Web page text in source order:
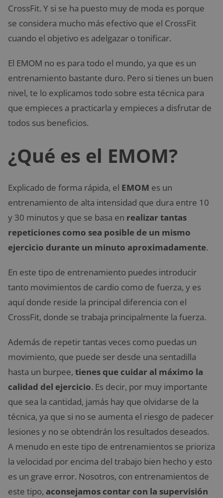
CrossFit. Y si se ha puesto muy de moda es porque
se considera mucho más efectivo que el CrossFit
cuando el objetivo es adelgazar o tonificar.
El EMOM no es para todo el mundo, ya que es un
entrenamiento bastante duro. Pero si tienes un buen
nivel, te lo explicamos todo sobre esta técnica para
que empieces a practicarla y empieces a disfrutar de
todos sus beneficios.
¿Qué es el EMOM?
Explicado de forma rápida, el EMOM es un
entrenamiento de alta intensidad que dura entre 10
y 30 minutos y que se basa en realizar tantas
repeticiones como sea posible de un mismo
ejercicio durante un minuto aproximadamente.
En este tipo de entrenamiento puedes introducir
tanto movimientos de cardio como de fuerza, y es
aquí donde reside la principal diferencia con el
CrossFit, donde se trabaja principalmente la fuerza.
Además de repetir tantas veces como puedas un
movimiento, que puede ser desde una sentadilla
hasta un burpee, tienes que cuidar al máximo la
calidad del ejercicio. Es decir, por muy importante
que sea la cantidad, jamás hay que olvidarse de la
técnica, ya que si no se aumenta el riesgo de padecer
lesiones y no se obtendrán los resultados deseados.
A menudo en este tipo de entrenamientos se prioriza
la velocidad por encima del trabajo bien hecho y esto
es un grave error. Nosotros, con entrenamientos de
este tipo, aconsejamos contar con la supervisión